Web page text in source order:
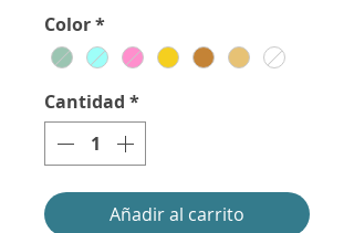
Color*
Cantidad *
Añadir al carrito